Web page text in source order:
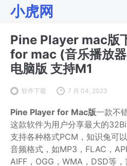
小虎网
Pine Player mac版
for mac (音乐播放
电脑版 支持M1
软件下载 7 月 04, 2023
Pine Player for Mac版一款不
这款软件为用户分享最大的
支持各种格式PCM，知识兔可
音频格式，如MP3，FLAC，
AIFF，OGG，WMA，DSD等